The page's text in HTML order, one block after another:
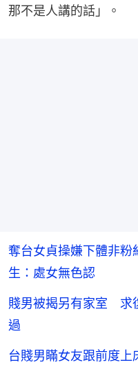
那不是人講的話」。
奪台女貞操嫌下體非
生：處女無色認
賤男被揭另有家室 求
過
台賤男瞞女友跟前度